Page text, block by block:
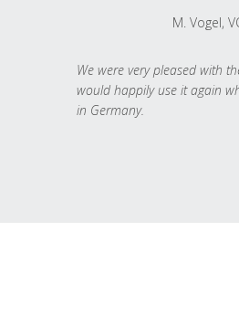
M. Vogel,
We were very pleased with
would happily use it again
in Germany.